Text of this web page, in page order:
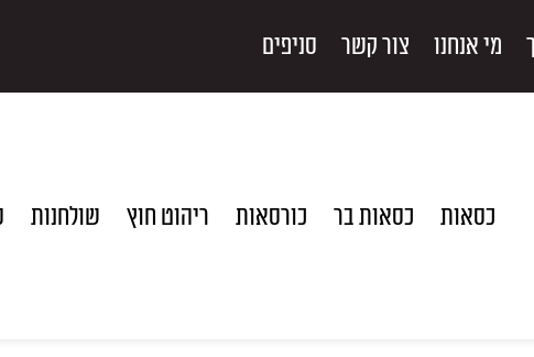
מי אנחנו צור קשר סניפים
כסאות כסאות בר כורסאות ריהוט חוץ שולחנות